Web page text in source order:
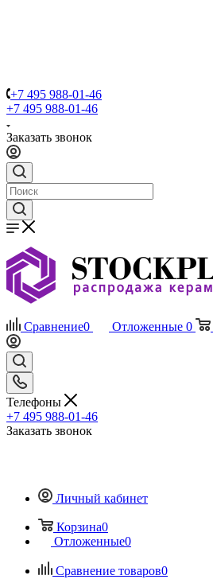
+7 495 988-01-46
+7 495 988-01-46
Заказать звонок
Сравнение0 Отложенные 0
Телефоны
+7 495 988-01-46
Заказать звонок
Личный кабинет
Корзина0
Отложенные0
Сравнение товаров0